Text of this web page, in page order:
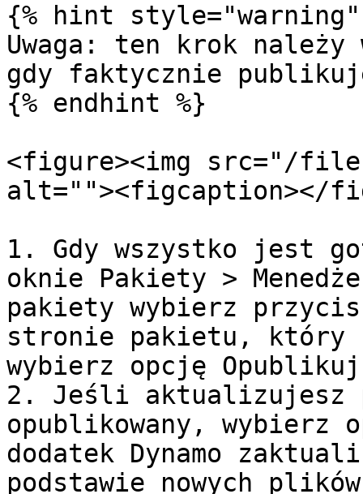
{% hint style="warning"
Uwaga: ten krok należy
gdy faktycznie
{% endhint %}
<figure><img src="/files/
alt=""><figcaption></
1. Gdy wszystko jest
oknie Pakiety >
pakiety wybierz
stronie pakietu, który
wybierz opcję
2. Jeśli aktualizujesz
opublikowany, wybierz
dodatek Dynamo
podstawie nowych